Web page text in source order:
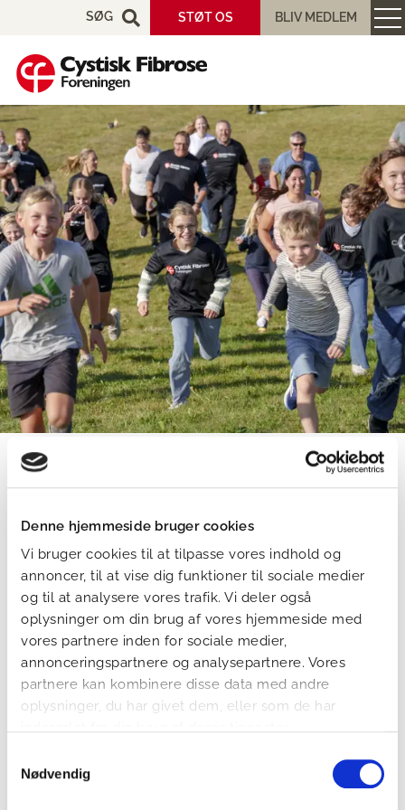
Denne hjemmeside bruger cookies
Vi bruger cookies til at tilpasse vores indhold og
annoncer, til at vise dig funktioner til sociale medier
og til at analysere vores trafik. Vi deler også
oplysninger om din brug af vores hjemmeside med
vores partnere inden for sociale medier,
annonceringspartnere og analysepartnere. Vores
partnere kan kombinere disse data med andre
oplysninger, du har givet dem, eller som de har
Nødvendig
SØG STØT OS BLIV MEDLEM
Aktiviteter
Aktiviteter
Her finder du Cystisk Fibrose Foreningens
aktivitetskalender for kommende temaaftener
og netværksaktiviteter.
Vi opdaterer løbende aktivitetskalenderen, så følg med
her på siden.
Har du selv idéer og ønsker til kommende aktiviteter, er